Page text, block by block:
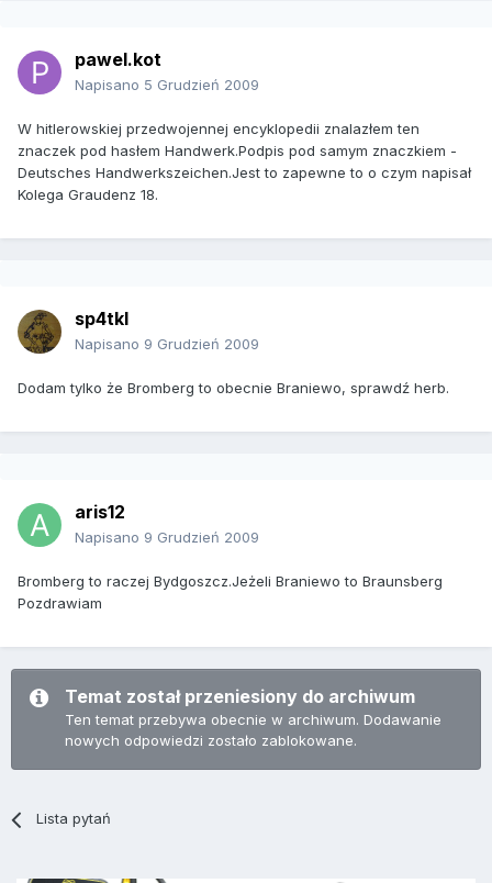
pawel.kot
Napisano 5 Grudzień 2009
W hitlerowskiej przedwojennej encyklopedii znalazłem ten
znaczek pod hasłem Handwerk.Podpis pod samym znaczkiem -
Deutsches Handwerkszeichen.Jest to zapewne to o czym napisał
Kolega Graudenz 18.
sp4tkl
Napisano 9 Grudzień 2009
Dodam tylko że Bromberg to obecnie Braniewo, sprawdź herb.
aris12
Napisano 9 Grudzień 2009
Bromberg to raczej Bydgoszcz.Jeżeli Braniewo to Braunsberg
Pozdrawiam
Temat został przeniesiony do archiwum
Ten temat przebywa obecnie w archiwum. Dodawanie
nowych odpowiedzi zostało zablokowane.
Lista pytań